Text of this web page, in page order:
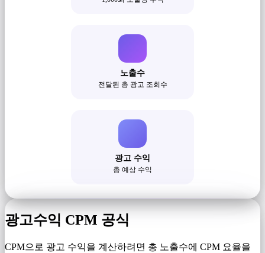
노출수
전달된 총 광고 조회수
광고 수익
총 예상 수익
광고수익 CPM 공식
CPM으로 광고 수익을 계산하려면 총 노출수에 CPM 요율을